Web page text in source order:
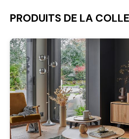
PRODUITS DE LA